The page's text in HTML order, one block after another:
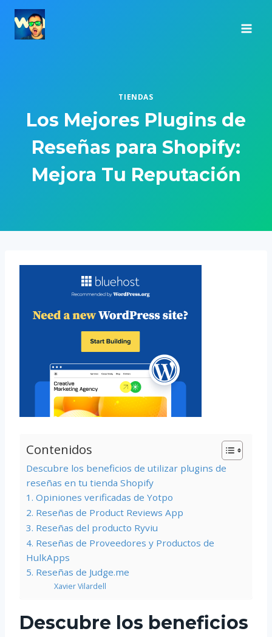
Saltar
contenido
TIENDAS
Los Mejores Plugins de
Reseñas para Shopify:
Mejora Tu Reputación
Contenidos
Descubre los beneficios de utilizar plugins de
reseñas en tu tienda Shopify
1. Opiniones verificadas de Yotpo
2. Reseñas de Product Reviews App
3. Reseñas del producto Ryviu
4. Reseñas de Proveedores y Productos de
HulkApps
5. Reseñas de Judge.me
Xavier Vilardell
Descubre los beneficios